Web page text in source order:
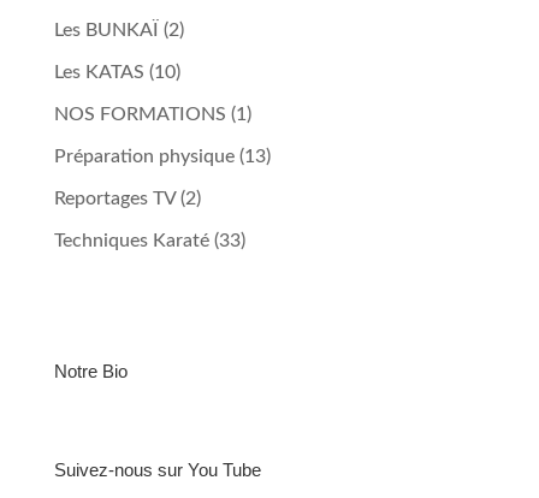
Les BUNKAÏ (2)
Les KATAS (10)
NOS FORMATIONS (1)
Préparation physique(13)
Reportages TV(2)
Techniques Karaté(33)
Notre Bio
Suivez-nous sur You Tube